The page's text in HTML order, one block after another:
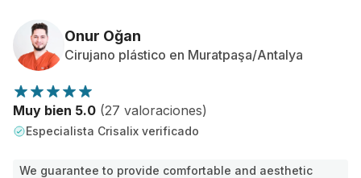
Reseñas de pacientes
Onur Oğan
Cirujano plástico en Muratpaşa/Antalya
Muy bien 5.0 (27 valoraciones)
Especialista Crisalix verificado
We guarantee to provide comfortable and aesthetic